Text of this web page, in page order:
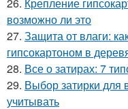
возможно ли это
27. Защита от влаги:
гипсокартоном в
28. Все о затирах: 7
29. Выбор затирки для
учитывать